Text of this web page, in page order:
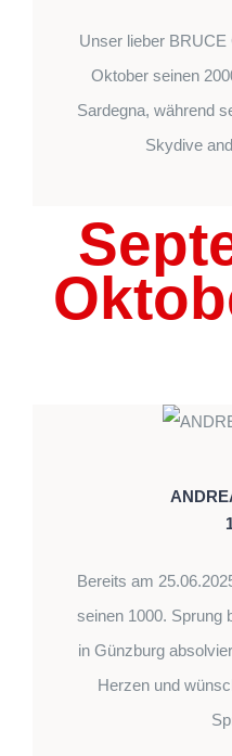
Unser lieber
Oktober seinen
Sardegna, während
Skydive
Bereits am
seinen 1000. Sprung
in Günzburg
Herzen und